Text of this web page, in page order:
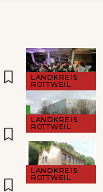
LANDKREIS
ROTTWEIL
LANDKREIS
ROTTWEIL
LANDKREIS
ROTTWEIL